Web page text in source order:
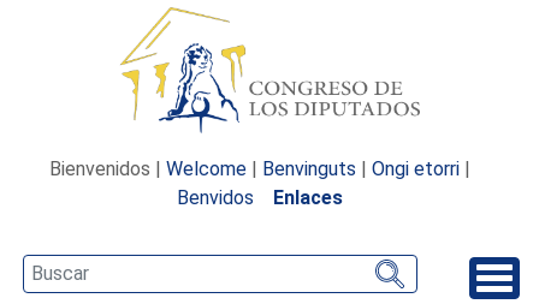
Bienvenidos | Welcome | Benvinguts | Ongi etorri |
Benvidos
Enlaces